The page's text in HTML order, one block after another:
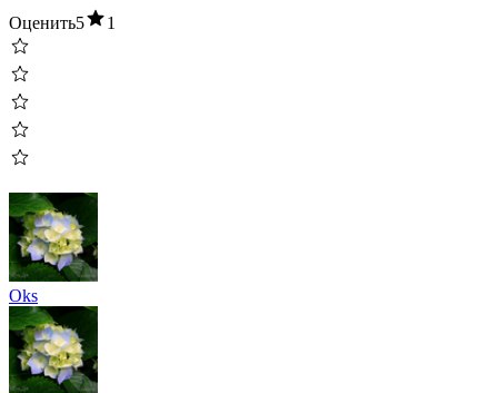
Оценить5 1
Oks